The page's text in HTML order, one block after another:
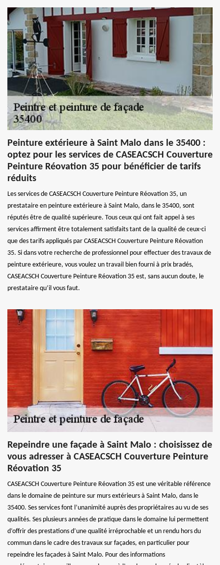
Peinture extérieure à Saint Malo dans le 35400 :
optez pour les services de CASEACSCH Couverture
Peinture Réovation 35 pour bénéficier de tarifs
réduits
Les services de CASEACSCH Couverture Peinture Réovation 35, un
prestataire en peinture extérieure à Saint Malo, dans le 35400, sont
réputés être de qualité supérieure. Tous ceux qui ont fait appel à ses
services affirment être totalement satisfaits tant de la qualité de ceux-ci
que des tarifs appliqués par CASEACSCH Couverture Peinture Réovation
35. Si dans votre recherche de professionnel pour effectuer des travaux de
peinture extérieure, vous voulez un travail bien fourni à prix bradés,
CASEACSCH Couverture Peinture Réovation 35 est, sans aucun doute, le
prestataire qu’il vous faut.
Repeindre une façade à Saint Malo : choisissez de
vous adresser à CASEACSCH Couverture Peinture
Réovation 35
CASEACSCH Couverture Peinture Réovation 35 est une véritable référence
dans le domaine de peinture sur murs extérieurs à Saint Malo, dans le
35400. Ses services font l’unanimité auprès des propriétaires au vu de ses
qualités. Ses plusieurs années de pratique dans le domaine lui permettent
d’offrir des prestations d’une qualité irréprochable et un rendu hors du
commun dans le cadre des travaux sur façades, en particulier pour
repeindre les façades à Saint Malo. Pour des informations